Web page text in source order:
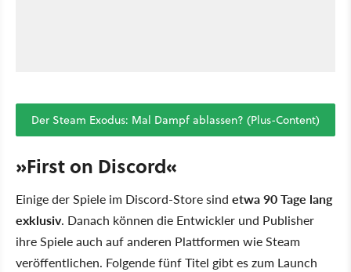
Der Steam Exodus: Mal Dampf ablassen? (Plus-Content)
»First on Discord«
Einige der Spiele im Discord-Store sind etwa 90 Tage lang
exklusiv. Danach können die Entwickler und Publisher
ihre Spiele auch auf anderen Plattformen wie Steam
veröffentlichen. Folgende fünf Titel gibt es zum Launch